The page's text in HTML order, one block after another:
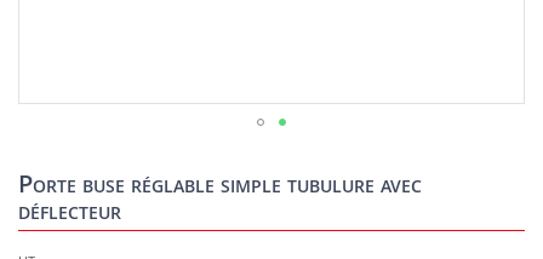
Porte buse réglable simple tubulure avec
déflecteur
to
the
beginning